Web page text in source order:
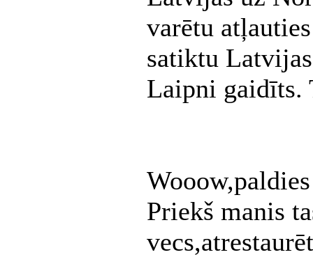
varētu
satiktu
Laipni gaidīts.
Priekš manis